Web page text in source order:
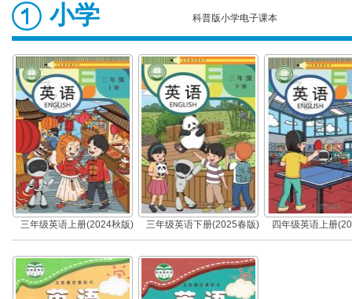
小学 科普版小学电子课本
三年级英语上册(2024秋版) 三年级英语下册(2025春版) 四年级英语上册